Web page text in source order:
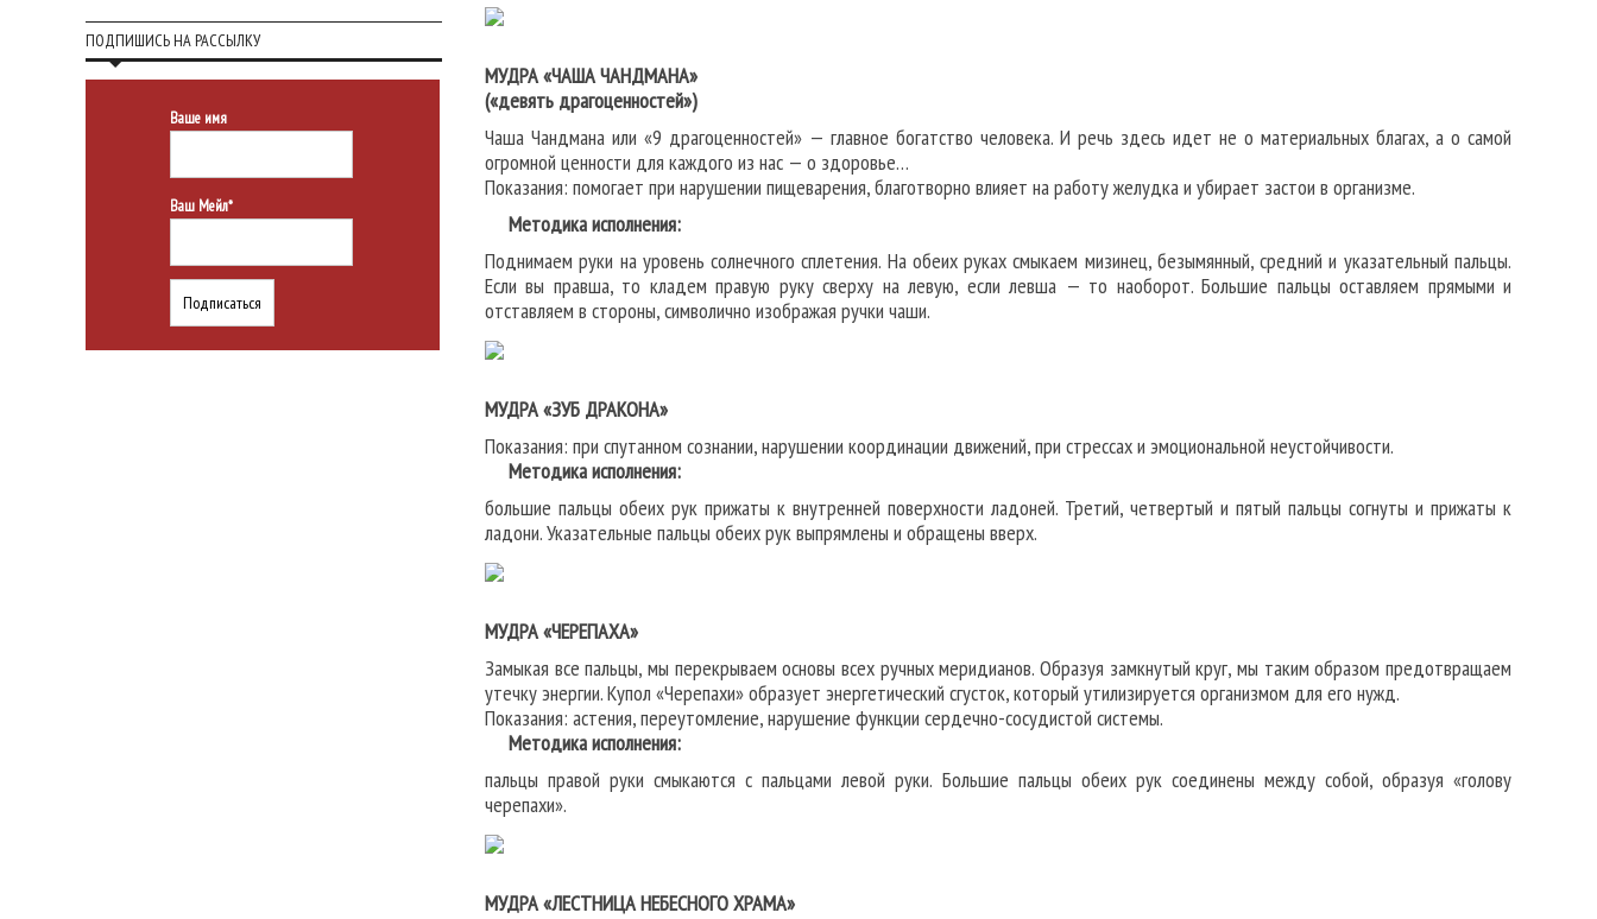
МУДРА «ЧАША ЧАНДМАНА»
(«девять драгоценностей»)
Чаша Чандмана или «9 драгоценностей» — главное богатство человека. И речь здесь идет не о материальных благах, а о самой
огромной ценности для каждого из нас — о здоровье…
Показания: помогает при нарушении пищеварения, благотворно влияет на работу желудка и убирает застои в организме.
Методика исполнения:
Поднимаем руки на уровень солнечного сплетения. На обеих руках смыкаем мизинец, безымянный, средний и указательный пальцы.
Если вы правша, то кладем правую руку сверху на левую, если левша — то наоборот. Большие пальцы оставляем прямыми и
отставляем в стороны, символично изображая ручки чаши.
МУДРА «ЗУБ ДРАКОНА»
Показания: при спутанном сознании, нарушении координации движений, при стрессах и эмоциональной неустойчивости.
Методика исполнения:
большие пальцы обеих рук прижаты к внутренней поверхности ладоней. Третий, четвертый и пятый пальцы согнуты и прижаты к
ладони. Указательные пальцы обеих рук выпрямлены и обращены вверх.
МУДРА «ЧЕРЕПАХА»
Замыкая все пальцы, мы перекрываем основы всех ручных меридианов. Образуя замкнутый круг, мы таким образом предотвращаем
утечку энергии. Купол «Черепахи» образует энергетический сгусток, который утилизируется организмом для его нужд.
Показания: астения, переутомление, нарушение функции сердечно-сосудистой системы.
Методика исполнения:
пальцы правой руки смыкаются с пальцами левой руки. Большие пальцы обеих рук соединены между собой, образуя «голову
черепахи».
МУДРА «ЛЕСТНИЦА НЕБЕСНОГО ХРАМА»
ПОДПИШИСЬ НА РАССЫЛКУ
Ваше имя
Ваш Мейл*